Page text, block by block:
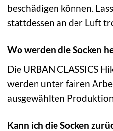
beschädigen können.
stattdessen an der Luft
Wo werden die Socken
Die URBAN CLASSICS
werden unter fairen
ausgewählten
Kann ich die Socken